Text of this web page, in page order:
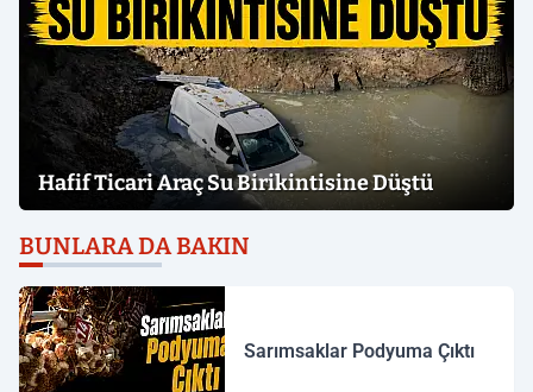
Hafif Ticari Araç Su Birikintisine Düştü
BUNLARA DA BAKIN
Sarımsaklar Podyuma Çıktı